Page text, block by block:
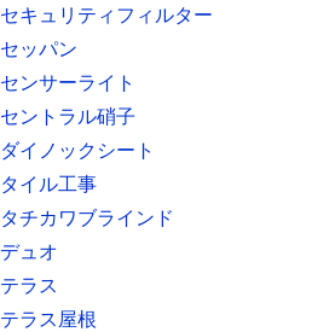
セキュリティフィルター
セッパン
センサーライト
セントラル硝子
ダイノックシート
タイル工事
タチカワブラインド
デュオ
テラス
テラス屋根